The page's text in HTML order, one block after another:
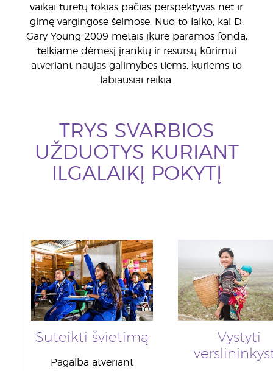
vaikai turėtų tokias pačias perspektyvas net ir
gimę vargingose šeimose. Nuo to laiko, kai D.
Gary Young 2009 metais įkūrė paramos fondą,
telkiame dėmesį įrankių ir resursų kūrimui
atveriant naujas galimybes tiems, kuriems to
labiausiai reikia.
TRYS SVARBIOS
UŽDUOTYS KURIANT
ILGALAIKĮ POKYTĮ
Suteikti švietimą
Pagalba atveriant
Vystyti